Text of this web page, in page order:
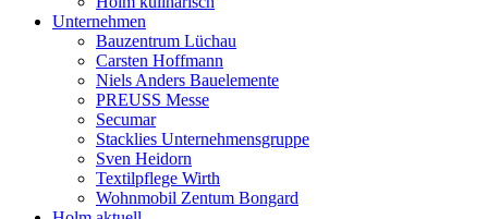
Unternehmen
Bauzentrum Lüchau
Carsten Hoffmann
Niels Anders Bauelemente
PREUSS Messe
Secumar
Stacklies Unternehmensgruppe
Sven Heidorn
Textilpflege Wirth
Wohnmobil Zentum Bongard